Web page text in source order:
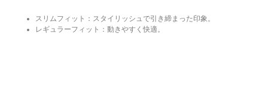
スリムフィット：スタイリッシュで引き締まった印象。
レギュラーフィット：動きやすく快適。